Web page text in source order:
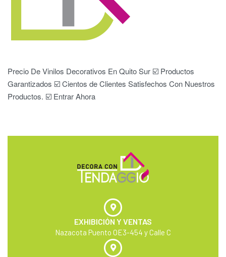
Precio De Vinilos Decorativos En Quito Sur ☑️ Productos
Garantizados ☑️ Cientos de Clientes Satisfechos Con Nuestros
Productos. ☑️ Entrar Ahora
EXHIBICIÓN Y VENTAS
Nazacota Puento OE3-454 y Calle C